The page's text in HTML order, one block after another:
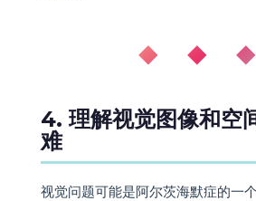
◆ ◆ ◆
4. 理解视觉图像和空
难
视觉问题可能是阿尔茨海默症的一